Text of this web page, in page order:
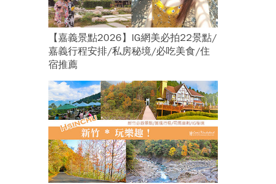
【嘉義景點2026】IG網美必拍22景點/
嘉義行程安排/私房秘境/必吃美食/住
宿推薦